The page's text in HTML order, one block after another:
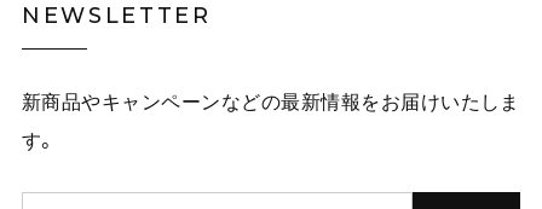
NEWSLETTER
新商品やキャンペーンなどの最新情報をお届けいたしま
す。